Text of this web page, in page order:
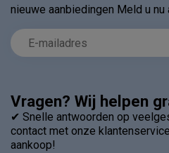
Vragen? Wij helpen
✔ Snelle antwoorden op
contact met onze
aankoop!
nieuwe aanbiedingen Meld u